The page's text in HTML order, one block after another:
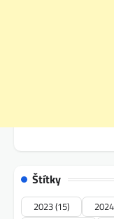
Štítky
2023(15) 2024